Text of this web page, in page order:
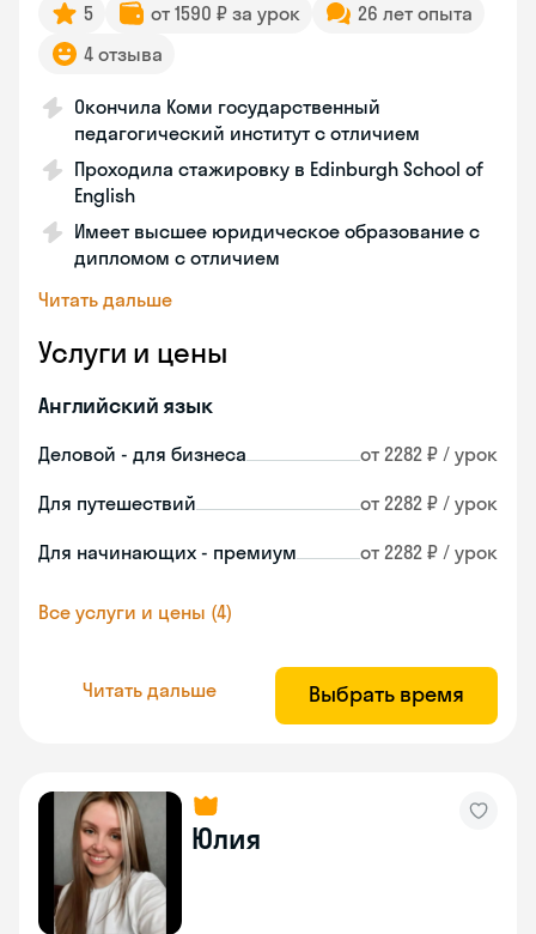
5 от 1590 ₽ за урок
26 лет опыта
4 отзыва
Окончила Коми государственный
педагогический институт с отличием
Проходила стажировку в Edinburgh School of
English
Имеет высшее юридическое образование с
дипломом с отличием
Читать дальше
Услуги и цены
Английский язык
Деловой - для бизнеса от 2282 ₽ / урок
Для путешествий от 2282 ₽ / урок
Для начинающих - премиум от 2282 ₽ / урок
Все услуги и цены (4)
Читать дальше Выбрать время
Юлия